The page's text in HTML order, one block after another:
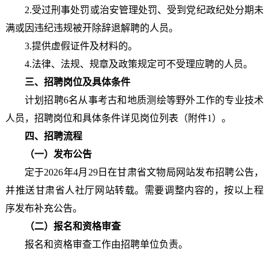
2.受过刑事处罚或治安管理处罚、受到党纪政纪处分期未
满或因违纪违规被开除辞退解聘的人员。
3.提供虚假证件及材料的。
4.法律、法规、规章及政策规定可不受理应聘的人员。
三、招聘岗位及具体条件
计划招聘6名从事考古和地质测绘等野外工作的专业技术
人员，招聘岗位和具体条件详见岗位列表（附件1）。
四、招聘流程
（一）发布公告
定于2026年4月29日在甘肃省文物局网站发布招聘公告，
并推送甘肃省人社厅网站转载。需要调整内容的，按以上程
序发布补充公告。
（二）报名和资格审查
报名和资格审查工作由招聘单位负责。